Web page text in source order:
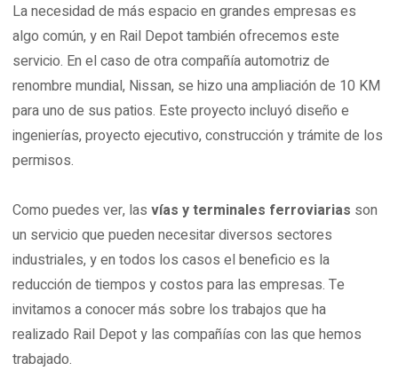
La necesidad de más espacio en grandes empresas es
algo común, y en Rail Depot también ofrecemos este
servicio. En el caso de otra compañía automotriz de
renombre mundial, Nissan, se hizo una ampliación de 10 KM
para uno de sus patios. Este proyecto incluyó diseño e
ingenierías, proyecto ejecutivo, construcción y trámite de los
permisos.
Como puedes ver, las vías y terminales ferroviarias son
un servicio que pueden necesitar diversos sectores
industriales, y en todos los casos el beneficio es la
reducción de tiempos y costos para las empresas. Te
invitamos a conocer más sobre los trabajos que ha
realizado Rail Depot y las compañías con las que hemos
trabajado.